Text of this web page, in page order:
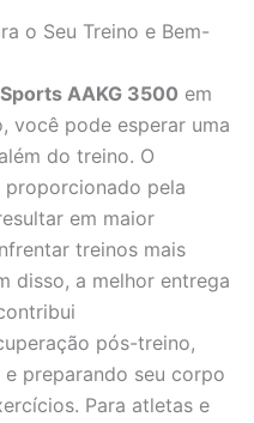
o Seu Treino e Bem-
AAKG 3500 em
você pode esperar uma
do treino. O
pela
em maior
treinos mais
disso, a melhor entrega
pós-treino,
preparando seu corpo
Para atletas e